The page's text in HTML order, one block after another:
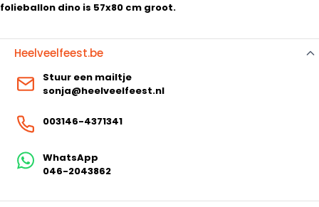
folieballon dino is 57x80 cm groot.
Heelveelfeest.be
Stuur een mailtje
sonja@heelveelfeest.nl
003146-4371341
WhatsApp
046-2043862